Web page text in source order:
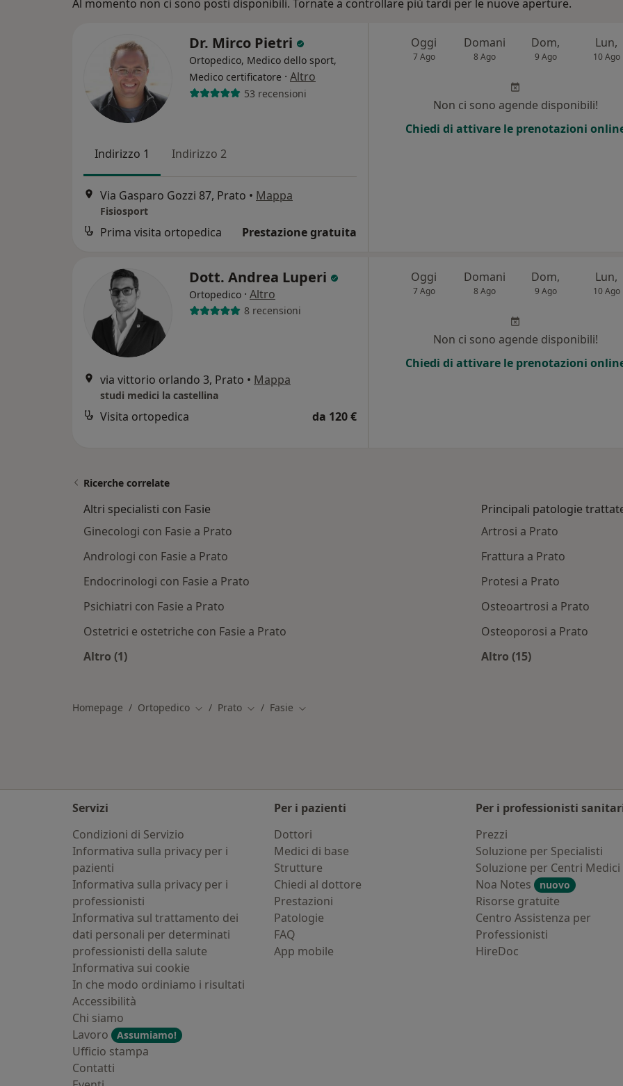
Al momento non ci sono posti disponibili. Tornate a controllare più tardi per le nuove aperture.
Dr. Mirco Pietri
Ortopedico, Medico dello sport,
Medico certificatore · Altro
53 recensioni
Indirizzo 1 Indirizzo 2
Via Gasparo Gozzi 87, Prato • Mappa
Fisiosport
Prima visita ortopedica Prestazione gratuita
Oggi
7 Ago
Domani
8 Ago
Dom,
9 Ago
Lun,
10 Ago
Non ci sono agende disponibili!
Chiedi di attivare le prenotazioni
Dott. Andrea Luperi
Ortopedico · Altro
8 recensioni
via vittorio orlando 3, Prato • Mappa
studi medici la castellina
Visita ortopedica da 120 €
Oggi
7 Ago
Domani
8 Ago
Dom,
9 Ago
Lun,
10 Ago
Non ci sono agende disponibili!
Chiedi di attivare le prenotazioni
Ricerche correlate
Altri specialisti con Fasie
Ginecologi con Fasie a Prato
Andrologi con Fasie a Prato
Endocrinologi con Fasie a Prato
Psichiatri con Fasie a Prato
Ostetrici e ostetriche con Fasie a Prato
Altro (1)
Principali patologie
Artrosi a Prato
Frattura a Prato
Protesi a Prato
Osteoartrosi a Prato
Osteoporosi a Prato
Altro (15)
Homepage Ortopedico Cambia città
Prato Cambia città
Fasie Cambia città
Servizi
Condizioni di Servizio
Informativa sulla privacy per i
pazienti
Informativa sulla privacy per i
professionisti
Informativa sul trattamento dei
dati personali per determinati
professionisti della salute
Informativa sui cookie
In che modo ordiniamo i risultati
Accessibilità
Chi siamo
Lavoro
Assumiamo!
Ufficio stampa
Contatti
Per i pazienti
Dottori
Medici di base
Strutture
Chiedi al dottore
Prestazioni
Patologie
FAQ
App mobile
Per i professionisti
Prezzi
Soluzione per Specialisti
Soluzione per Centri Medici
Noa Notes
nuovo
Risorse gratuite
Centro Assistenza per
Professionisti
HireDoc